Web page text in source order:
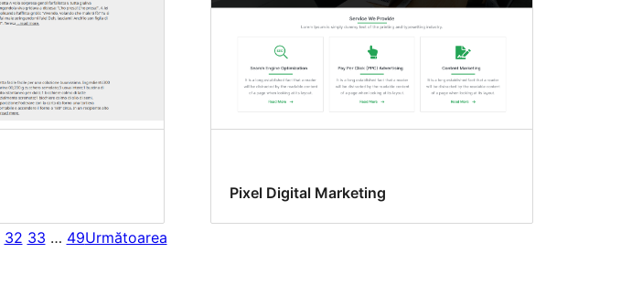
Pixel Digital Marketing
32 33 … 49Următoarea